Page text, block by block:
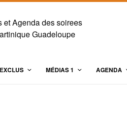
EXCLUS MÉDIAS 1 AGENDA